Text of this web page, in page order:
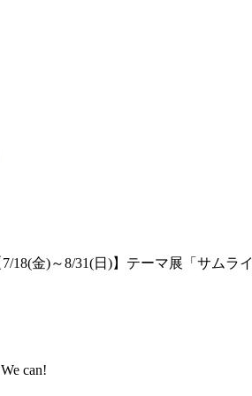
7/18(金)～8/31(日)】テーマ展「サムラ
can!